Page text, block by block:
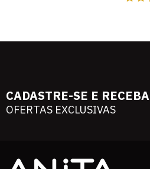
CADASTRE-SE E RECEBA
OFERTAS EXCLUSIVAS